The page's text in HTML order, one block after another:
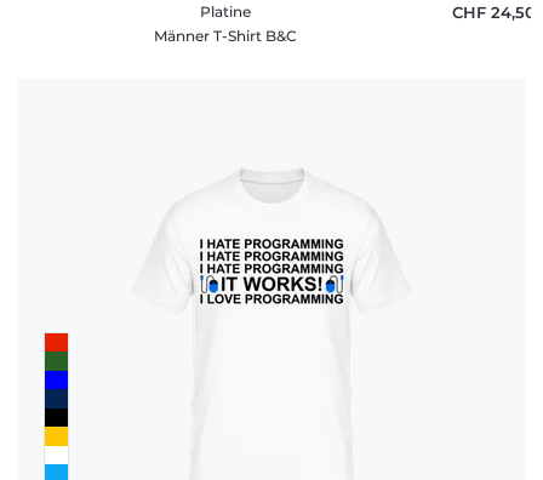
Platine
Männer T-Shirt B&C
CHF 24,50